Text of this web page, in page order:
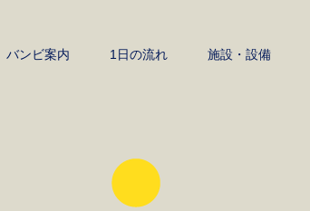
バンビ案内 1日の流れ 施設・設備